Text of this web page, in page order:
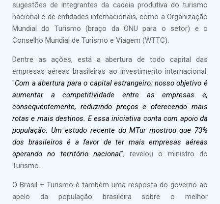
sugestões de integrantes da cadeia produtiva do turismo
nacional e de entidades internacionais, como a Organização
Mundial do Turismo (braço da ONU para o setor) e o
Conselho Mundial de Turismo e Viagem (WTTC).
Dentre as ações, está a abertura de todo capital das
empresas aéreas brasileiras ao investimento internacional.
"Com a abertura para o capital estrangeiro, nosso objetivo é
aumentar a competitividade entre as empresas e,
consequentemente, reduzindo preços e oferecendo mais
rotas e mais destinos. E essa iniciativa conta com apoio da
população. Um estudo recente do MTur mostrou que 73%
dos brasileiros é a favor de ter mais empresas aéreas
operando no território nacional", revelou o ministro do
Turismo.
O Brasil + Turismo é também uma resposta do governo ao
apelo da população brasileira sobre o melhor